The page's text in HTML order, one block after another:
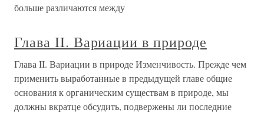
больше различаются между
Глава II. Вариации в природе
Глава II. Вариации в природе Изменчивость. Прежде чем
применить выработанные в предыдущей главе общие
основания к органическим существам в природе, мы
должны вкратце обсудить, подвержены ли последние